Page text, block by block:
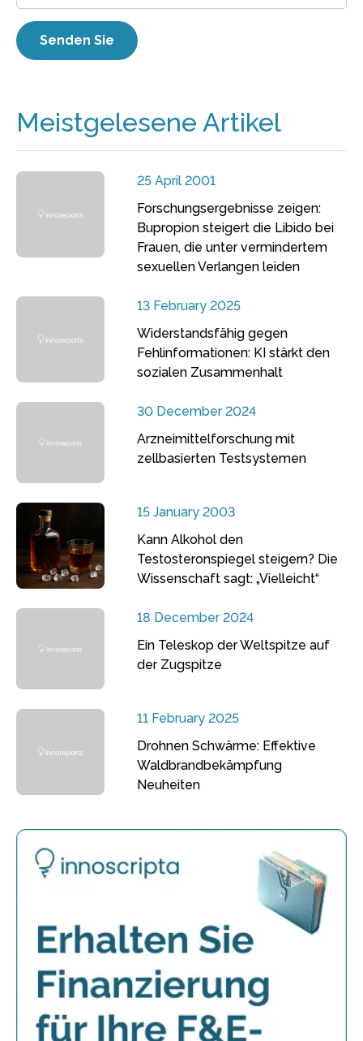
Meistgelesene Artikel
25 April 2001
Forschungsergebnisse zeigen:
Bupropion steigert die Libido bei
Frauen, die unter vermindertem
sexuellen Verlangen leiden
13 February 2025
Widerstandsfähig gegen
Fehlinformationen: KI stärkt den
sozialen Zusammenhalt
30 December 2024
Arzneimittelforschung mit
zellbasierten Testsystemen
15 January 2003
Kann Alkohol den
Testosteronspiegel steigern? Die
Wissenschaft sagt: „Vielleicht“
18 December 2024
Ein Teleskop der Weltspitze auf
der Zugspitze
11 February 2025
Drohnen Schwärme: Effektive
Waldbrandbekämpfung
Neuheiten